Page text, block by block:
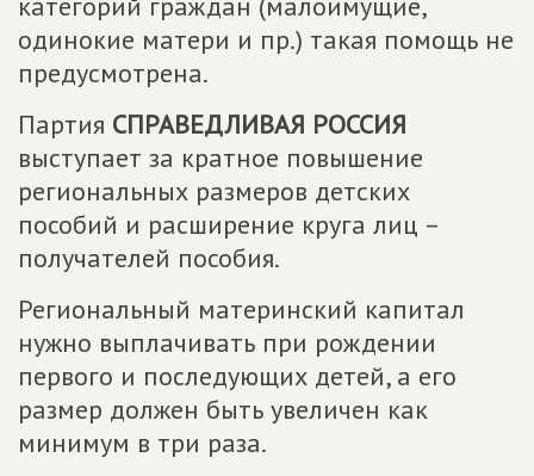
одинокие матери и пр.) такая помощь не
предусмотрена.
Партия СПРАВЕДЛИВАЯ РОССИЯ
выступает за кратное повышение
региональных размеров детских
пособий и расширение круга лиц –
получателей пособия.
Региональный материнский капитал
нужно выплачивать при рождении
первого и последующих детей, а его
размер должен быть увеличен как
минимум в три раза.